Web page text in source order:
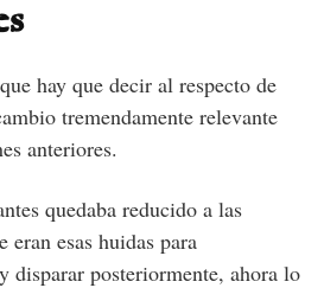
hay que decir al respecto de
tremendamente relevante
anteriores.
quedaba reducido a las
eran esas huidas para
disparar posteriormente, ahora lo